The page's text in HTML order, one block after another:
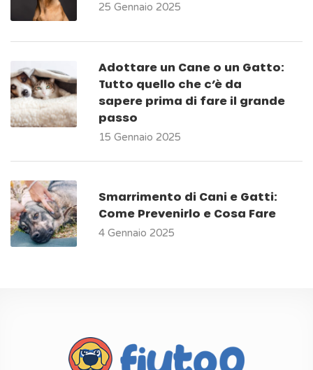
25 Gennaio 2025
Adottare un Cane o un Gatto:
Tutto quello che c’è da
sapere prima di fare il grande
passo
15 Gennaio 2025
Smarrimento di Cani e Gatti:
Come Prevenirlo e Cosa Fare
4 Gennaio 2025